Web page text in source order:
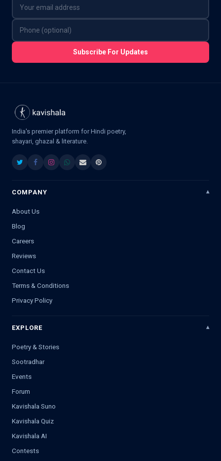
Subscribe For Updates
India's premier platform for Hindi poetry,
shayari, ghazal & literature.
COMPANY
About Us
Blog
Careers
Reviews
Contact Us
Terms & Conditions
Privacy Policy
EXPLORE
Poetry & Stories
Sootradhar
Events
Forum
Kavishala Suno
Kavishala Quiz
Kavishala AI
Contests